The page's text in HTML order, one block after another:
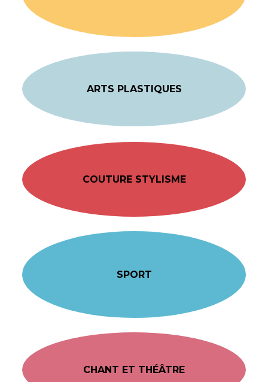
ARTS PLASTIQUES
COUTURE STYLISME
SPORT
CHANT ET THÉÂTRE